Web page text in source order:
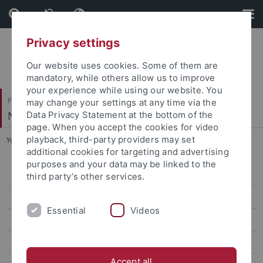
Skip
to
content
Skip
to
footer
Philosophische Fakultät
Neuere Geschichte
You are here: Startseite ... Ruth Egger
Prof. Dr. Brauner
Dr. Laura Dierksmeier
Privacy settings
Our website uses cookies. Some of them are
mandatory, while others allow us to improve
your experience while using our website. You
may change your settings at any time via the
Data Privacy Statement at the bottom of the
page. When you accept the cookies for video
playback, third-party providers may set
additional cookies for targeting and advertising
purposes and your data may be linked to the
third party’s other services.
Essential Videos